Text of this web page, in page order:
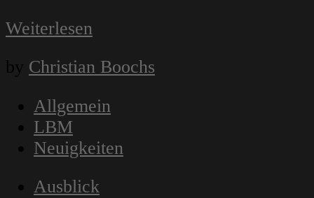
Weiterlesen
by Christian Boochs
Allgemein
LBM
Neuigkeiten
Ausblick